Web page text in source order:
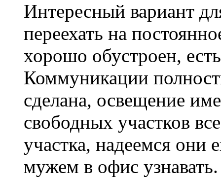
Интересный вариант
переехать на
хорошо обустроен,
Коммуникации
сделана, освещение
свободных участков
участка, надеемся они
мужем в офис узнавать.